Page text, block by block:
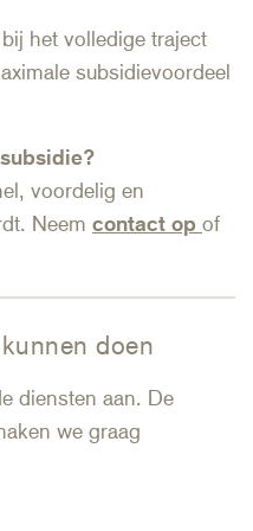
het volledige traject
subsidievoordeel
voordelig en
Neem contact op of
doen
diensten aan. De
we graag